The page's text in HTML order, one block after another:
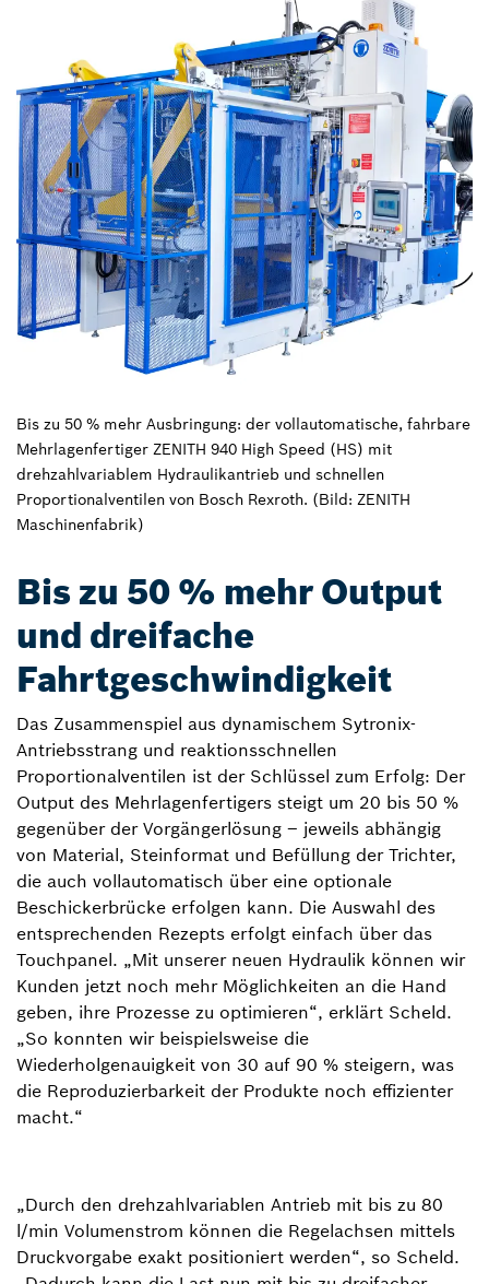
Bis zu 50 % mehr Ausbringung: der vollautomatische, fahrbare
Mehrlagenfertiger ZENITH 940 High Speed (HS) mit
drehzahlvariablem Hydraulikantrieb und schnellen
Proportionalventilen von Bosch Rexroth. (Bild: ZENITH
Maschinenfabrik)
Bis zu 50 % mehr Output
und dreifache
Fahrtgeschwindigkeit
Das Zusammenspiel aus dynamischem Sytronix-
Antriebsstrang und reaktionsschnellen
Proportionalventilen ist der Schlüssel zum Erfolg: Der
Output des Mehrlagenfertigers steigt um 20 bis 50 %
gegenüber der Vorgängerlösung – jeweils abhängig
von Material, Steinformat und Befüllung der Trichter,
die auch vollautomatisch über eine optionale
Beschickerbrücke erfolgen kann. Die Auswahl des
entsprechenden Rezepts erfolgt einfach über das
Touchpanel. „Mit unserer neuen Hydraulik können wir
Kunden jetzt noch mehr Möglichkeiten an die Hand
geben, ihre Prozesse zu optimieren“, erklärt Scheld.
„So konnten wir beispielsweise die
Wiederholgenauigkeit von 30 auf 90 % steigern, was
die Reproduzierbarkeit der Produkte noch effizienter
macht.“
„Durch den drehzahlvariablen Antrieb mit bis zu 80
l/min Volumenstrom können die Regelachsen mittels
Druckvorgabe exakt positioniert werden“, so Scheld.